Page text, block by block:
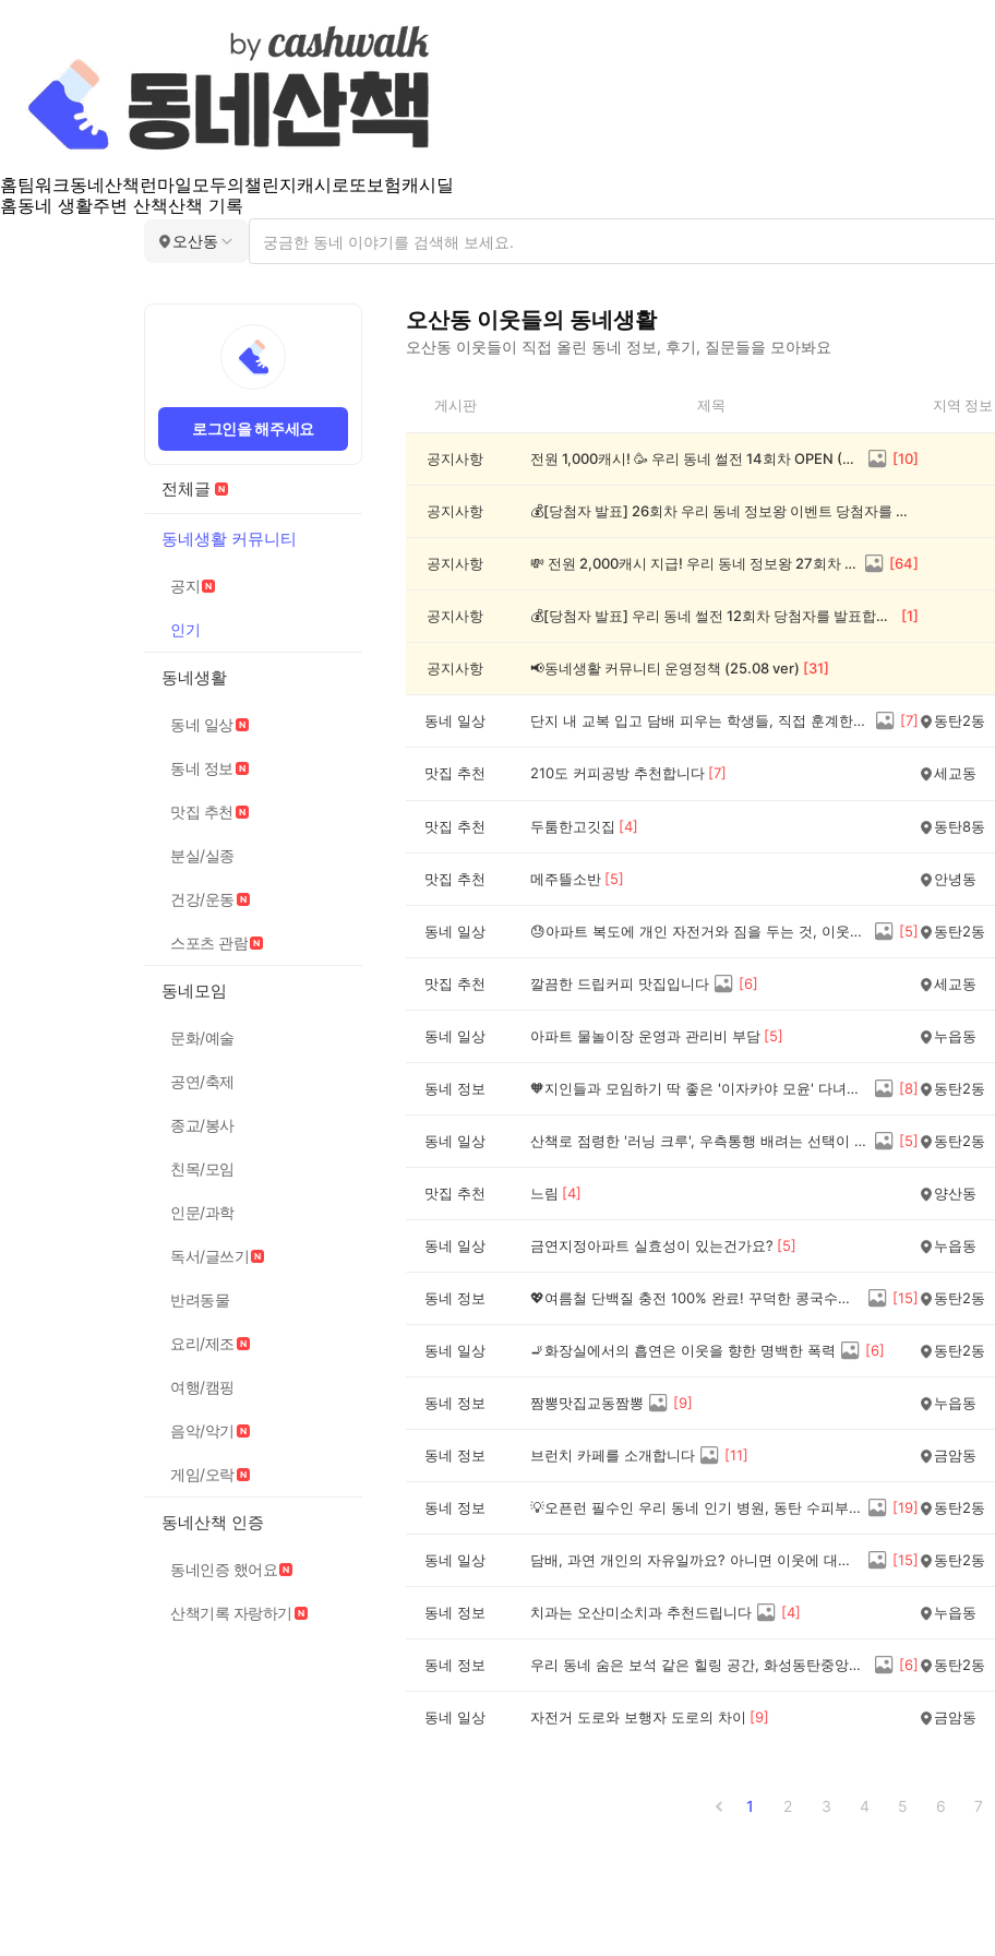
홈팀워크동네산책 런마일모두의챌린지캐시로또보험캐시딜
홈동네 생활주변 산책산책 기록
오산동
로그인을 해주세요
전체글
동네생활 커뮤니티
공지
인기
동네생활
동네 일상
동네 정보
맛집 추천
분실/실종
건강/운동
스포츠 관람
동네모임
문화/예술
공연/축제
종교/봉사
친목/모임
인문/과학
독서/글쓰기
반려동물
요리/제조
여행/캠핑
음악/악기
게임/오락
동네산책 인증
동네인증 했어요
산책기록 자랑하기
오산동 이웃들의 동네생활
오산동 이웃들이 직접 올린 동네 정보, 후기, 질문들을 모아봐요
동
게시판 제목 지역 정보
공지사항 전원 1,000캐시! 🥳 우리 동네 썰전 14회차 OPEN (~8/17) [10]
공지사항 💰[당첨자 발표] 26회차 우리 동네 정보왕 이벤트 당첨자를 발표합니다!
공지사항 💸 전원 2,000캐시 지급! 우리 동네 정보왕 27회차 (~8/10) [64]
공지사항 💰[당첨자 발표] 우리 동네 썰전 12회차 당첨자를 발표합니다! [1]
공지사항 📢동네생활 커뮤니티 운영정책 (25.08 ver) [31]
동네 일상 단지 내 교복 입고 담배 피우는 학생들, 직접 훈계한다 vs 조용히 신고만 한다 [7] 동탄2동
맛집 추천 210도 커피공방 추천합니다 [7] 세교동
맛집 추천 두툼한고깃집 [4] 동탄8동
맛집 추천 메주뜰소반 [5] 안녕동
동네 일상 😓아파트 복도에 개인 자전거와 짐을 두는 것, 이웃을 향한 민폐일까요? [5] 동탄2동
맛집 추천 깔끔한 드립커피 맛집입니다 [6] 세교동
동네 일상 아파트 물놀이장 운영과 관리비 부담 [5] 누읍동
동네 정보 🧡지인들과 모임하기 딱 좋은 '이자카야 모윤' 다녀왔어요 [8] 동탄2동
동네 일상 산책로 점령한 '러닝 크루', 우측통행 배려는 선택이 아닌 필수 아닐까요? [5] 동탄2동
맛집 추천 느림 [4] 양산동
동네 일상 금연지정아파트 실효성이 있는건가요? [5] 누읍동
동네 정보 💖여름철 단백질 충전 100% 완료! 꾸덕한 콩국수와 속 꽉 찬 왕만두의 완벽 조합 '아빠손칼국수' [15] 동탄2동
동네 일상 🚬화장실에서의 흡연은 이웃을 향한 명백한 폭력 [6] 동탄2동
동네 정보 짬뽕맛집교동짬뽕 [9] 누읍동
동네 정보 브런치 카페를 소개합니다 [11] 금암동
동네 정보 💡오픈런 필수인 우리 동네 인기 병원, 동탄 수피부과 방문 꿀팁 [19] 동탄2동
동네 일상 담배, 과연 개인의 자유일까요? 아니면 이웃에 대한 폭력일까요? [15] 동탄2동
동네 정보 치과는 오산미소치과 추천드립니다 [4] 누읍동
동네 정보 우리 동네 숨은 보석 같은 힐링 공간, 화성동탄중앙도서관 방문 후기 🌿 [6] 동탄2동
동네 일상 자전거 도로와 보행자 도로의 차이 [9] 금암동
1 2 3 4 5 6 7